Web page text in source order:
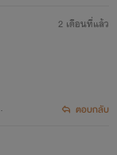
2 เดือนที่แล้ว
ตอบกลับ